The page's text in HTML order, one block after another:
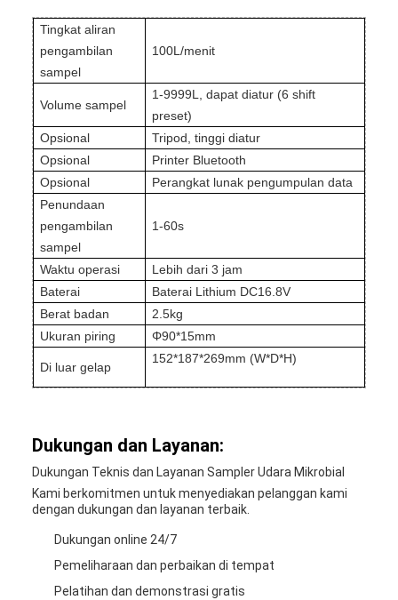
Tingkat aliran
pengambilan
sampel
100L/menit
Volume sampel
1-9999L, dapat diatur (6 shift
preset)
Opsional
Tripod, tinggi diatur
Opsional
Printer Bluetooth
Opsional
Perangkat lunak pengumpulan data
Penundaan
pengambilan
sampel
1-60s
Waktu operasi
Lebih dari 3 jam
Baterai
Baterai Lithium DC16.8V
Berat badan
2.5kg
Ukuran piring
Φ90*15mm
Di luar gelap
152*187*269mm (W*D*H)
Dukungan dan Layanan:
Dukungan Teknis dan Layanan Sampler Udara Mikrobial
Kami berkomitmen untuk menyediakan pelanggan kami
dengan dukungan dan layanan terbaik.
Dukungan online 24/7
Pemeliharaan dan perbaikan di tempat
Pelatihan dan demonstrasi gratis